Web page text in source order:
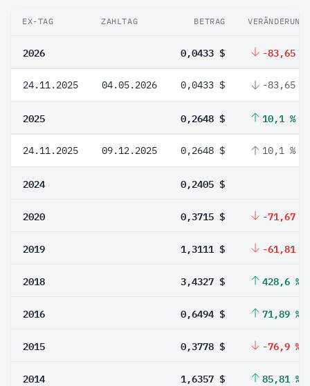
EX-TAG ZAHLTAG BETRAG VERÄNDERUNG
2026 0,0433 $ -83,65 %
24.11.2025 04.05.2026 0,0433 $ -83,65 %
2025 0,2648 $ 10,1 %
24.11.2025 09.12.2025 0,2648 $ 10,1 %
2024 0,2405 $
2020 0,3715 $ -71,67 %
2019 1,3111 $ -61,81 %
2018 3,4327 $ 428,6 %
2016 0,6494 $ 71,89 %
2015 0,3778 $ -76,9 %
2014 1,6357 $ 85,81 %